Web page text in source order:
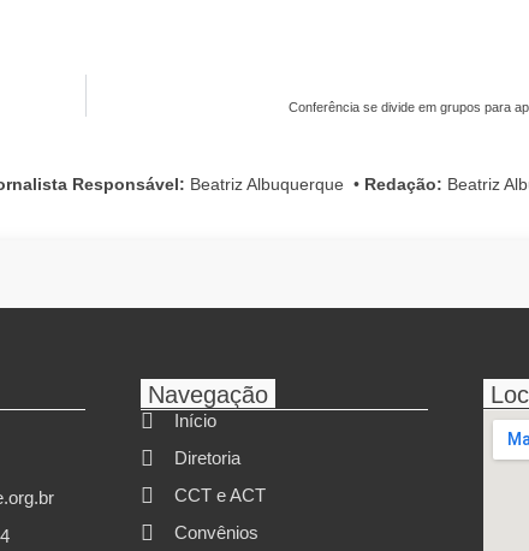
Conferência se divide em grupos para
Responsável: Beatriz Albuquerque • Redação: Beatriz
Navegação
Início
Diretoria
CCT e ACT
Convênios